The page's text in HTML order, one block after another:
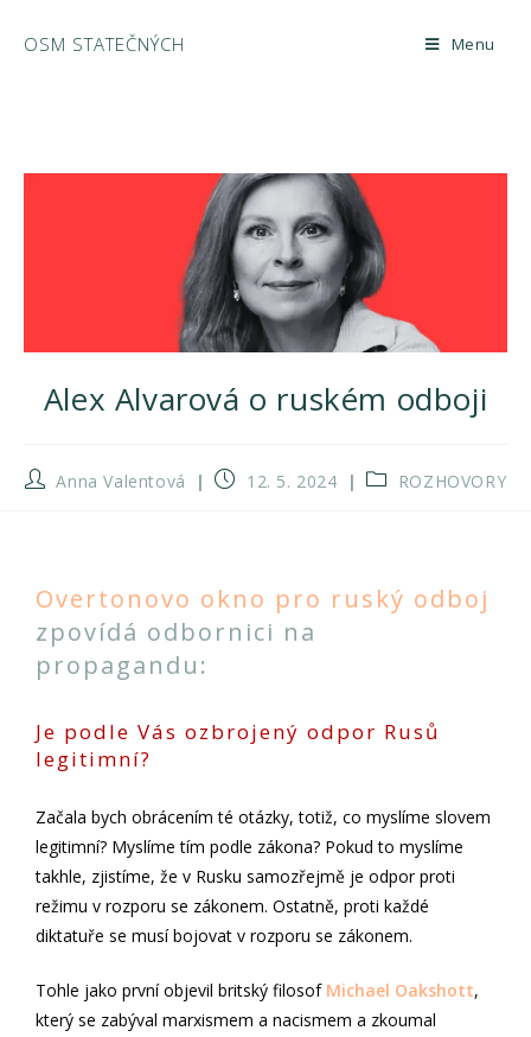
OSM STATEČNÝCH Menu
Alex Alvarová o ruském odboji
Anna Valentová 12. 5. 2024 ROZHOVORY
Overtonovo okno pro ruský odboj
zpovídá odbornici na
propagandu:
Je podle Vás ozbrojený odpor Rusů
legitimní?
Začala bych obrácením té otázky, totiž, co myslíme slovem
legitimní? Myslíme tím podle zákona? Pokud to myslíme
takhle, zjistíme, že v Rusku samozřejmě je odpor proti
režimu v rozporu se zákonem. Ostatně, proti každé
diktatuře se musí bojovat v rozporu se zákonem.
Tohle jako první objevil britský filosof Michael Oakshott,
který se zabýval marxismem a nacismem a zkoumal